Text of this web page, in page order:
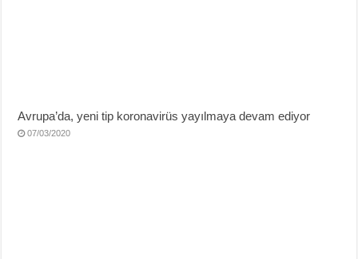
Avrupa’da, yeni tip koronavirüs yayılmaya devam ediyor
07/03/2020